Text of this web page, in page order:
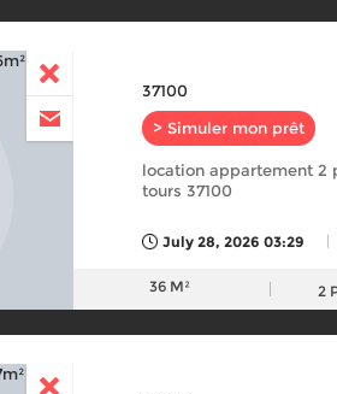
37100
> Simuler mon prêt
location appartement 2
tours 37100
July 28, 2026 03:29 |
36 M² 2